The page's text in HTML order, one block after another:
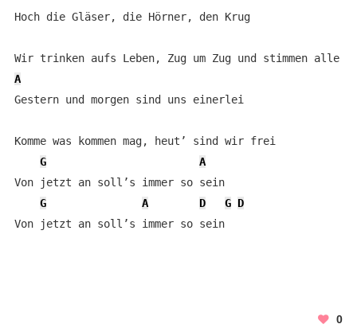
Hoch die Gläser, die Hörner, den Krug
A
Gestern und morgen sind uns einerlei
Komme was kommen mag, heut’ sind wir frei
G
A
Von jetzt an soll’s immer so sein
G
A D G D
Von jetzt an soll’s immer so sein
0